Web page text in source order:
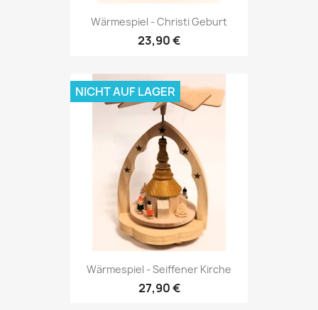
Wärmespiel - Christi Geburt
23,90 €
Wärmespiel - Seiffener Kirche
27,90 €
NICHT AUF LAGER